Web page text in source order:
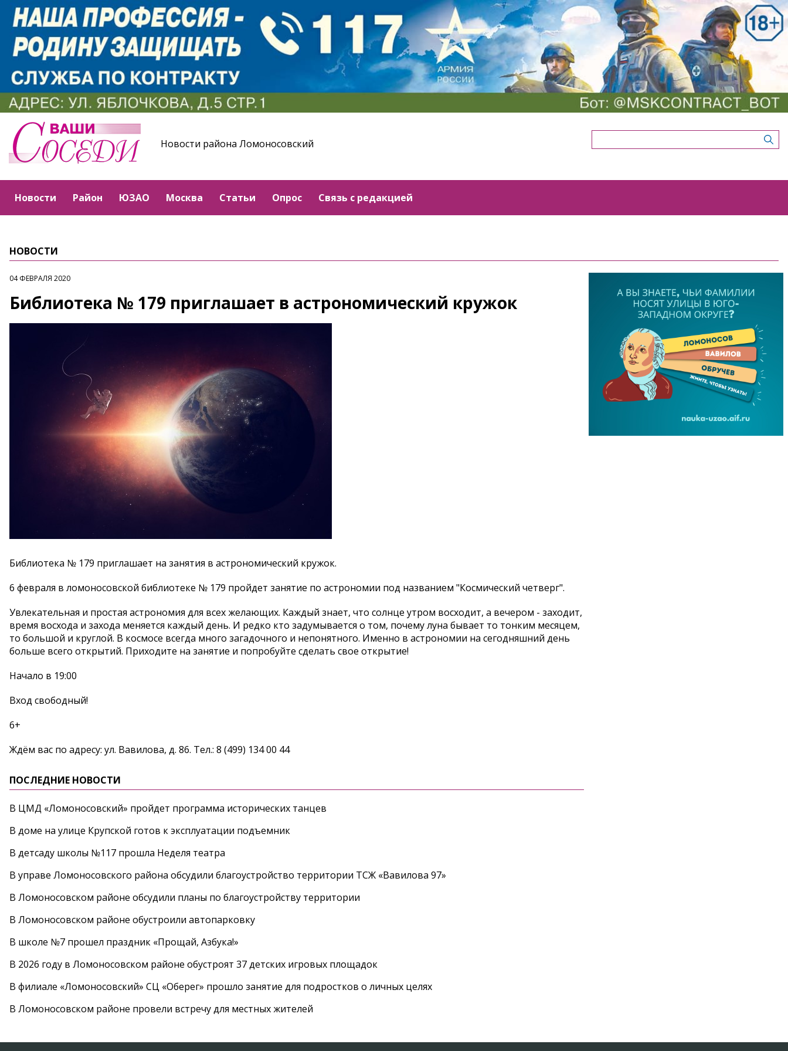
Новости района Ломоносовский
Новости Район ЮЗАО Москва Статьи Опрос Связь с редакцией
НОВОСТИ
04 ФЕВРАЛЯ 2020
Библиотека № 179 приглашает в астрономический кружок
Библиотека № 179 приглашает на занятия в астрономический кружок.
6 февраля в ломоносовской библиотеке № 179 пройдет занятие по астрономии под названием "Космический четверг".
Увлекательная и простая астрономия для всех желающих. Каждый знает, что солнце утром восходит, а вечером - заходит,
время восхода и захода меняется каждый день. И редко кто задумывается о том, почему луна бывает то тонким месяцем,
то большой и круглой. В космосе всегда много загадочного и непонятного. Именно в астрономии на сегодняшний день
больше всего открытий. Приходите на занятие и попробуйте сделать свое открытие!
Начало в 19:00
Вход свободный!
6+
Ждём вас по адресу: ул. Вавилова, д. 86. Тел.: 8 (499) 134 00 44
ПОСЛЕДНИЕ НОВОСТИ
В ЦМД «Ломоносовский» пройдет программа исторических танцев
В доме на улице Крупской готов к эксплуатации подъемник
В детсаду школы №117 прошла Неделя театра
В управе Ломоносовского района обсудили благоустройство территории ТСЖ «Вавилова 97»
В Ломоносовском районе обсудили планы по благоустройству территории
В Ломоносовском районе обустроили автопарковку
В школе №7 прошел праздник «Прощай, Азбука!»
В 2026 году в Ломоносовском районе обустроят 37 детских игровых площадок
В филиале «Ломоносовский» СЦ «Оберег» прошло занятие для подростков о личных целях
В Ломоносовском районе провели встречу для местных жителей